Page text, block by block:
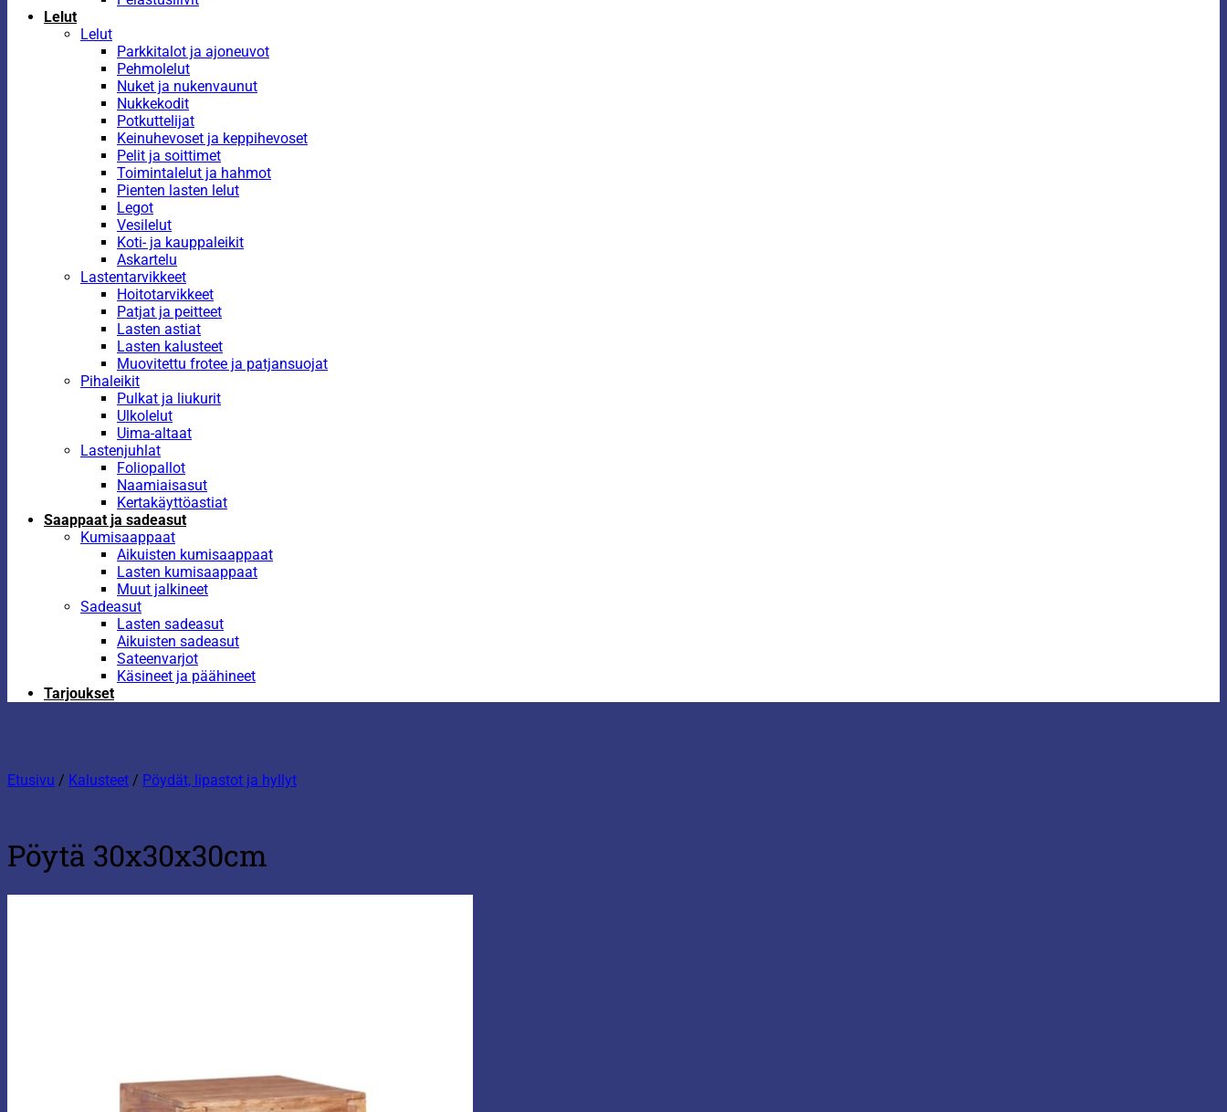
Lelut
Lelut
Parkkitalot ja ajoneuvot
Pehmolelut
Nuket ja nukenvaunut
Nukkekodit
Potkuttelijat
Keinuhevoset ja keppihevoset
Pelit ja soittimet
Toimintalelut ja hahmot
Pienten lasten lelut
Legot
Vesilelut
Koti- ja kauppaleikit
Askartelu
Lastentarvikkeet
Hoitotarvikkeet
Patjat ja peitteet
Lasten astiat
Lasten kalusteet
Muovitettu frotee ja patjansuojat
Pihaleikit
Pulkat ja liukurit
Ulkolelut
Uima-altaat
Lastenjuhlat
Foliopallot
Naamiaisasut
Kertakäyttöastiat
Saappaat ja sadeasut
Kumisaappaat
Aikuisten kumisaappaat
Lasten kumisaappaat
Muut jalkineet
Sadeasut
Lasten sadeasut
Aikuisten sadeasut
Sateenvarjot
Käsineet ja päähineet
Tarjoukset
Etusivu / Kalusteet / Pöydät, lipastot ja hyllyt
Pöytä 30x30x30cm